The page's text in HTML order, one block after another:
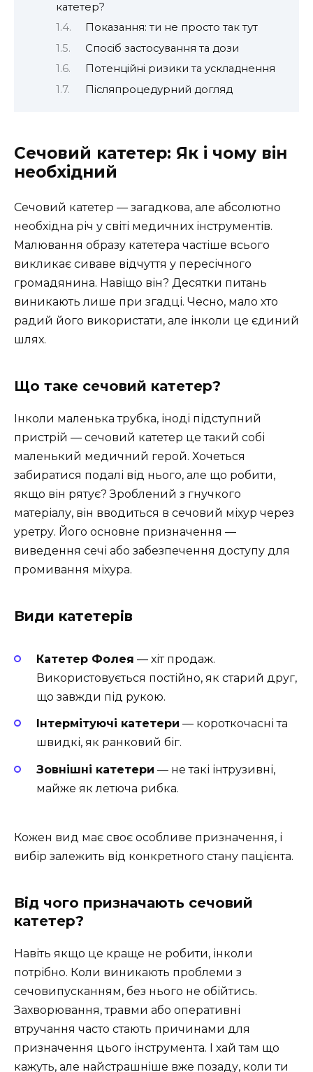
катетер?
Показання: ти не просто так тут
Спосіб застосування та дози
Потенційні ризики та ускладнення
Післяпроцедурний догляд
Сечовий катетер: Як і чому він
необхідний
Сечовий катетер — загадкова, але абсолютно
необхідна річ у світі медичних інструментів.
Малювання образу катетера частіше всього
викликає сиваве відчуття у пересічного
громадянина. Навіщо він? Десятки питань
виникають лише при згадці. Чесно, мало хто
радий його використати, але інколи це єдиний
шлях.
Що таке сечовий катетер?
Інколи маленька трубка, іноді підступний
пристрій — сечовий катетер це такий собі
маленький медичний герой. Хочеться
забиратися подалі від нього, але що робити,
якщо він рятує? Зроблений з гнучкого
матеріалу, він вводиться в сечовий міхур через
уретру. Його основне призначення —
виведення сечі або забезпечення доступу для
промивання міхура.
Види катетерів
Катетер Фолея — хіт продаж.
Використовується постійно, як старий друг,
що завжди під рукою.
Інтермітуючі катетери — короткочасні та
швидкі, як ранковий біг.
Зовнішні катетери — не такі інтрузивні,
майже як летюча рибка.
Кожен вид має своє особливе призначення, і
вибір залежить від конкретного стану пацієнта.
Від чого призначають сечовий
катетер?
Навіть якщо це краще не робити, інколи
потрібно. Коли виникають проблеми з
сечовипусканням, без нього не обійтись.
Захворювання, травми або оперативні
втручання часто стають причинами для
призначення цього інструмента. І хай там що
кажуть, але найстрашніше вже позаду, коли ти